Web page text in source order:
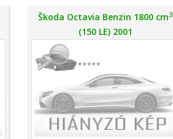
Škoda Octavia Benzin 1800 cm3
(150 LE) 2001